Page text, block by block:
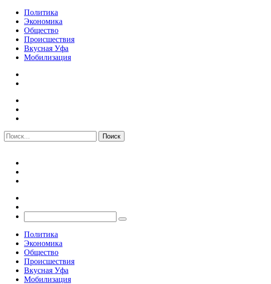
Политика
Экономика
Общество
Происшествия
Вкусная Уфа
Мобилизация
Политика
Экономика
Общество
Происшествия
Вкусная Уфа
Мобилизация